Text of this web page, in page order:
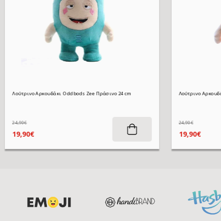
Λούτρινο Αρκουδάκι Oddbods Zee Πράσινο 24 cm
19,90€
24,90€
Λούτρινο
19,90€
24,90€